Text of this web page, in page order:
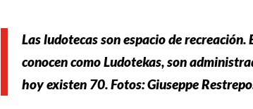
Las ludotecas son espacio de recreación.
conocen como Ludotekas, son
hoy existen 70. Fotos: Giuseppe